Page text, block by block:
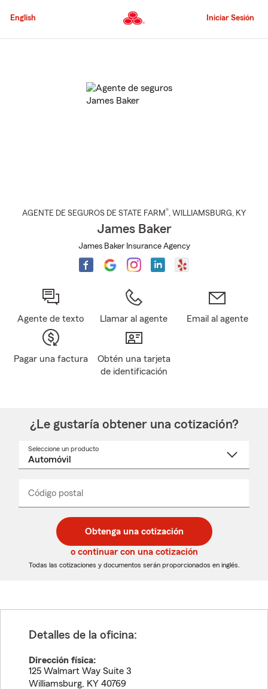
al
principal
English Iniciar Sesión
AGENTE DE SEGUROS DE STATE FARM®, WILLIAMSBURG, KY
James Baker
James Baker Insurance Agency
Agente de texto Llamar al agente Email al agente
Pagar una factura
Obtén una tarjeta
de identificación
¿Le gustaría obtener una cotización?
Seleccione un producto
desplegable
Código postal
de
5
dígitos
de
5
dígitos
_____
Obtenga una cotización
o continuar con una cotización
Todas las cotizaciones y documentos serán proporcionados en inglés.
Detalles de la oficina:
Dirección física:
125 Walmart Way Suite 3
Williamsburg, KY 40769